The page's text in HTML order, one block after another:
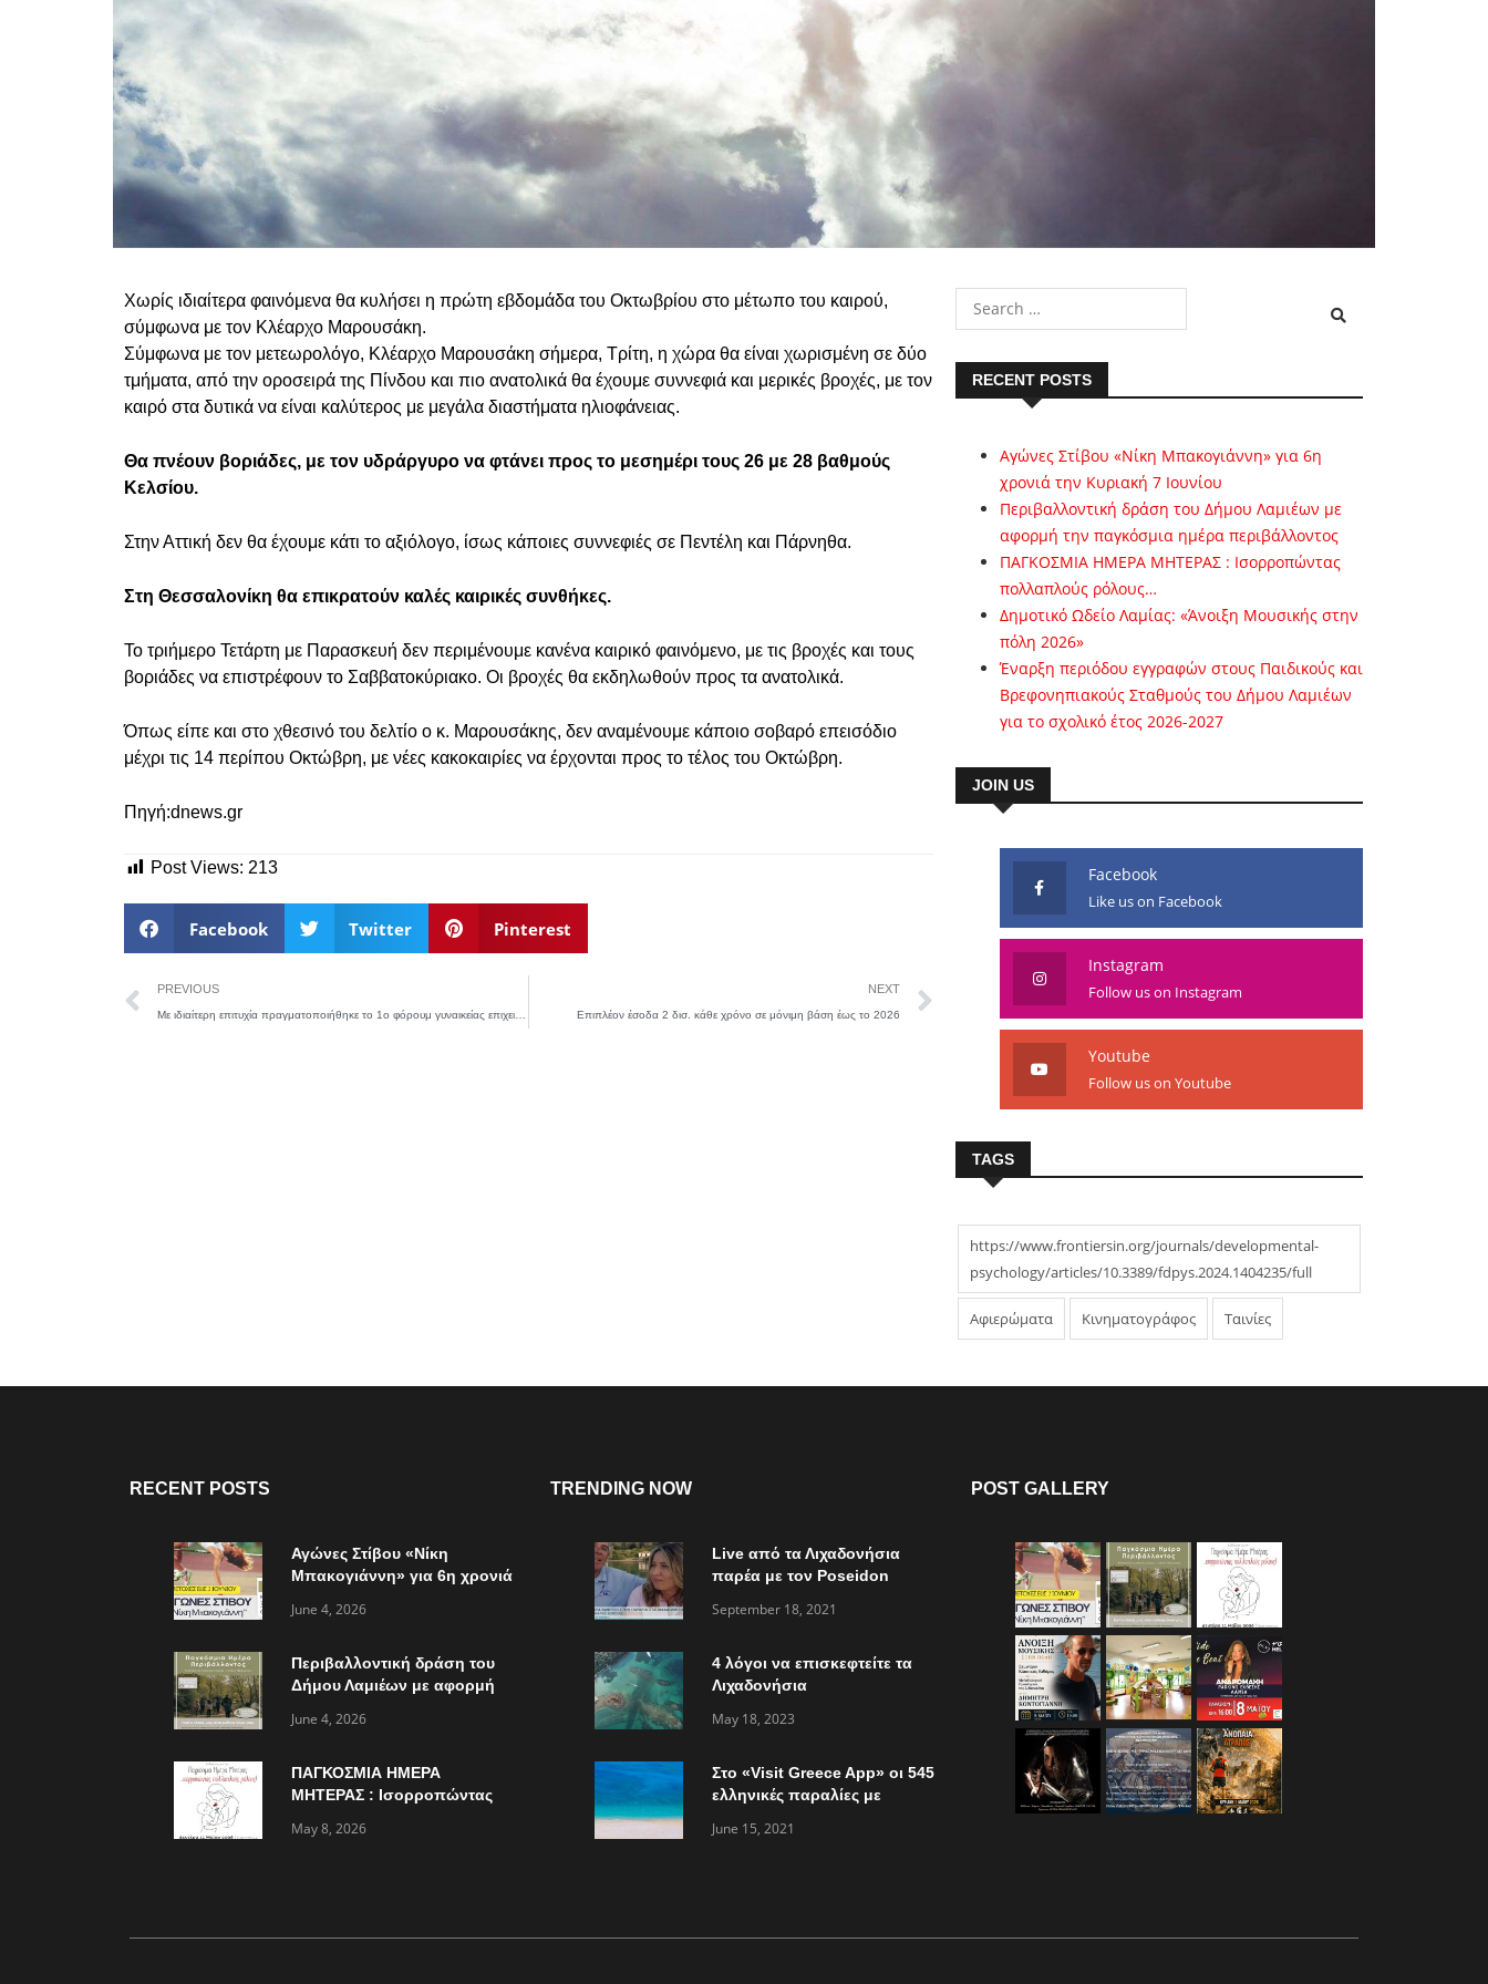
Χωρίς ιδιαίτερα φαινόμενα θα κυλήσει η πρώτη εβδομάδα του Οκτωβρίου στο μέτωπο του καιρού,
σύμφωνα με τον Κλέαρχο Μαρουσάκη.
Σύμφωνα με τον μετεωρολόγο, Κλέαρχο Μαρουσάκη σήμερα, Τρίτη, η χώρα θα είναι χωρισμένη σε δύο
τμήματα, από την οροσειρά της Πίνδου και πιο ανατολικά θα έχουμε συννεφιά και μερικές βροχές, με τον
καιρό στα δυτικά να είναι καλύτερος με μεγάλα διαστήματα ηλιοφάνειας.
Θα πνέουν βοριάδες, με τον υδράργυρο να φτάνει προς το μεσημέρι τους 26 με 28 βαθμούς
Κελσίου.
Στην Αττική δεν θα έχουμε κάτι το αξιόλογο, ίσως κάποιες συννεφιές σε Πεντέλη και Πάρνηθα.
Στη Θεσσαλονίκη θα επικρατούν καλές καιρικές συνθήκες.
Το τριήμερο Τετάρτη με Παρασκευή δεν περιμένουμε κανένα καιρικό φαινόμενο, με τις βροχές και τους
βοριάδες να επιστρέφουν το Σαββατοκύριακο. Οι βροχές θα εκδηλωθούν προς τα ανατολικά.
Όπως είπε και στο χθεσινό του δελτίο ο κ. Μαρουσάκης, δεν αναμένουμε κάποιο σοβαρό επεισόδιο
μέχρι τις 14 περίπου Οκτώβρη, με νέες κακοκαιρίες να έρχονται προς το τέλος του Οκτώβρη.
Πηγή:dnews.gr
Post Views: 213
Facebook Twitter Pinterest
PREVIOUS NEXT
Επιπλέον έσοδα 2 δισ. κάθε χρόνο σε μόνιμη βάση έως το 2026
RECENT POSTS
Αγώνες Στίβου «Νίκη Μπακογιάννη» για 6η
χρονιά την Κυριακή 7 Ιουνίου
Περιβαλλοντική δράση του Δήμου Λαμιέων με
αφορμή την παγκόσμια ημέρα περιβάλλοντος
ΠΑΓΚΟΣΜΙΑ ΗΜΕΡΑ ΜΗΤΕΡΑΣ : Ισορροπώντας
πολλαπλούς ρόλους…
Δημοτικό Ωδείο Λαμίας: «Άνοιξη Μουσικής στην
πόλη 2026»
Έναρξη περιόδου εγγραφών στους Παιδικούς και
Βρεφονηπιακούς Σταθμούς του Δήμου Λαμιέων
για το σχολικό έτος 2026-2027
JOIN US
Facebook
Like us on Facebook
Instagram
Follow us on Instagram
Youtube
Follow us on Youtube
TAGS
https://www.frontiersin.org/journals/developmental-
psychology/articles/10.3389/fdpys.2024.1404235/full
Αφιερώματα Κινηματογράφος Ταινίες
RECENT POSTS
Αγώνες Στίβου «Νίκη
Μπακογιάννη» για 6η χρονιά
June 4, 2026
Περιβαλλοντική δράση του
Δήμου Λαμιέων με αφορμή
περιβάλλοντος
June 4, 2026
ΠΑΓΚΟΣΜΙΑ ΗΜΕΡΑ
ΜΗΤΕΡΑΣ : Ισορροπώντας
May 8, 2026
TRENDING NOW
Live από τα Λιχαδονήσια
παρέα με τον Poseidon
συμβαίνει”
September 18, 2021
4 λόγοι να επισκεφτείτε τα
Λιχαδονήσια
May 18, 2023
Στο «Visit Greece App» οι 545
ελληνικές παραλίες με
June 15, 2021
POST GALLERY